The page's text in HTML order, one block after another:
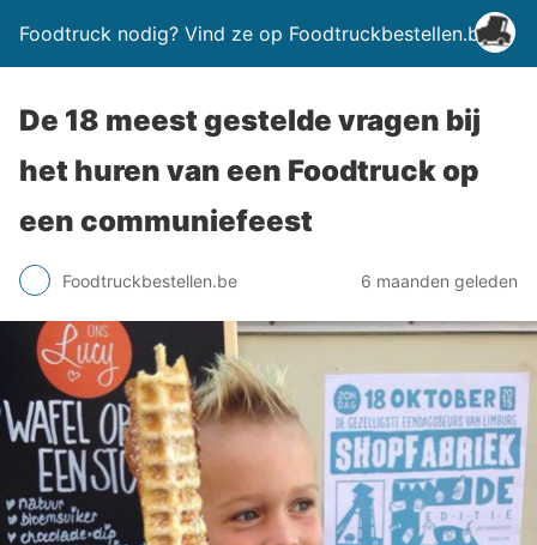
Foodtruck nodig? Vind ze op Foodtruckbestellen.be
De 18 meest gestelde vragen bij
het huren van een Foodtruck op
een communiefeest
Foodtruckbestellen.be 6 maanden geleden